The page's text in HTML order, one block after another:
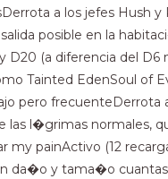
a los jefes Hush
posible en la
D20 (a diferencia del
Tainted EdenSoul of
pero frecuenteDerrota
las l�grimas
painActivo (12
da�o y tama�o